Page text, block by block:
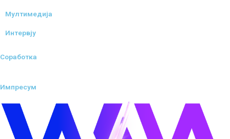
Мултимедија
Интервју
Соработка
Импресум